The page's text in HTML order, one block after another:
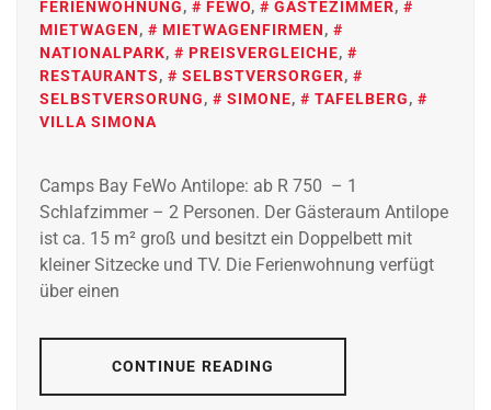
FERIENWOHNUNG, FEWO, GÄSTEZIMMER,
MIETWAGEN, MIETWAGENFIRMEN,
NATIONALPARK, PREISVERGLEICHE,
RESTAURANTS, SELBSTVERSORGER,
SELBSTVERSORUNG, SIMONE, TAFELBERG,
VILLA SIMONA
Camps Bay FeWo Antilope: ab R 750 – 1
Schlafzimmer – 2 Personen. Der Gästeraum Antilope
ist ca. 15 m² groß und besitzt ein Doppelbett mit
kleiner Sitzecke und TV. Die Ferienwohnung verfügt
über einen
CONTINUE READING